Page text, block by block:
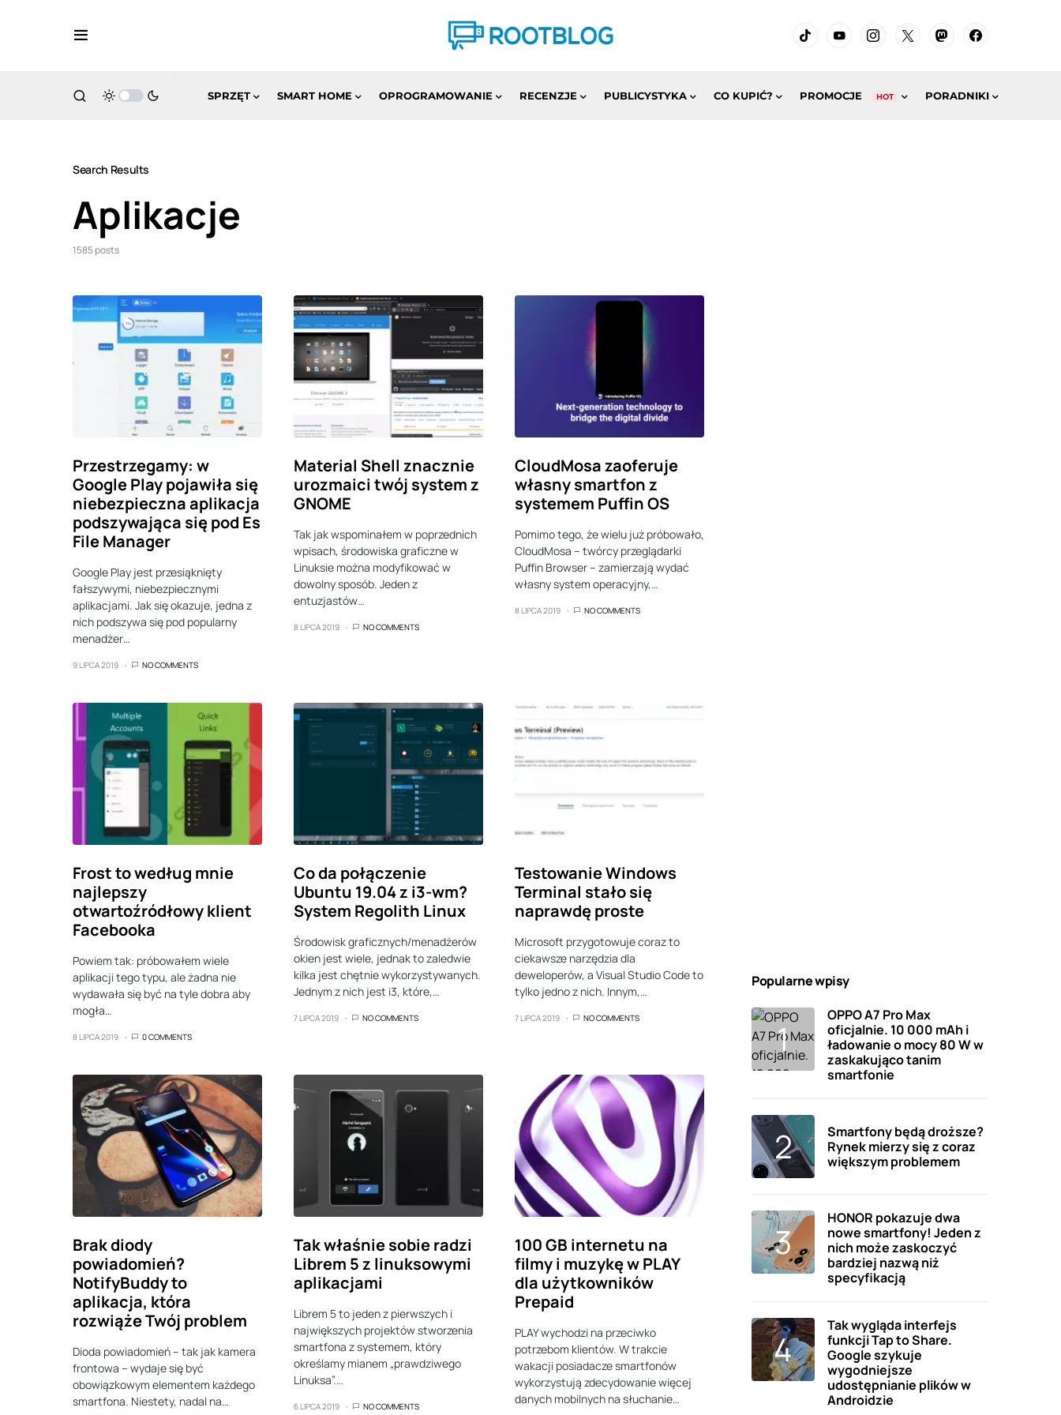
SPRZĘT SMART HOME OPROGRAMOWANIE RECENZJE PUBLICYSTYKA CO KUPIĆ? PROMOCJE HOT PORADNIKI
Search Results
Aplikacje
1585 posts
Przestrzegamy: w
Google Play pojawiła się
niebezpieczna aplikacja
podszywająca się pod Es
File Manager
Google Play jest przesiąknięty
fałszywymi, niebezpiecznymi
aplikacjami. Jak się okazuje, jedna z
nich podszywa się pod popularny
menadżer…
9 LIPCA 2019 NO COMMENTS
Material Shell znacznie
urozmaici twój system z
GNOME
Tak jak wspominałem w poprzednich
wpisach, środowiska graficzne w
Linuksie można modyfikować w
dowolny sposób. Jeden z
entuzjastów…
8 LIPCA 2019 NO COMMENTS
CloudMosa zaoferuje
własny smartfon z
systemem Puffin OS
Pomimo tego, że wielu już próbowało,
CloudMosa – twórcy przeglądarki
Puffin Browser – zamierzają wydać
własny system operacyjny,…
8 LIPCA 2019 NO COMMENTS
Frost to według mnie
najlepszy
otwartoźródłowy klient
Facebooka
Powiem tak: próbowałem wiele
aplikacji tego typu, ale żadna nie
wydawała się być na tyle dobra aby
mogła…
8 LIPCA 2019 0 COMMENTS
Co da połączenie
Ubuntu 19.04 z i3-wm?
System Regolith Linux
Środowisk graficznych/menadżerów
okien jest wiele, jednak to zaledwie
kilka jest chętnie wykorzystywanych.
Jednym z nich jest i3, które,…
7 LIPCA 2019 NO COMMENTS
Testowanie Windows
Terminal stało się
naprawdę proste
Microsoft przygotowuje coraz to
ciekawsze narzędzia dla
deweloperów, a Visual Studio Code to
tylko jedno z nich. Innym,…
7 LIPCA 2019 NO COMMENTS
Brak diody
powiadomień?
NotifyBuddy to
aplikacja, która
rozwiąże Twój problem
Dioda powiadomień – tak jak kamera
frontowa – wydaje się być
obowiązkowym elementem każdego
smartfona. Niestety, nadal na…
Tak właśnie sobie radzi
Librem 5 z linuksowymi
aplikacjami
Librem 5 to jeden z pierwszych i
największych projektów stworzenia
smartfona z systemem, który
określamy mianem „prawdziwego
Linuksa”.…
6 LIPCA 2019 NO COMMENTS
100 GB internetu na
filmy i muzykę w PLAY
dla użytkowników
Prepaid
PLAY wychodzi na przeciwko
potrzebom klientów. W trakcie
wakacji posiadacze smartfonów
wykorzystują zdecydowanie więcej
danych mobilnych na słuchanie…
Popularne wpisy
OPPO A7 Pro Max
oficjalnie. 10 000 mAh i
ładowanie o mocy 80 W w
zaskakująco tanim
smartfonie
Smartfony będą droższe?
Rynek mierzy się z coraz
większym problemem
HONOR pokazuje dwa
nowe smartfony! Jeden z
nich może zaskoczyć
bardziej nazwą niż
specyfikacją
Tak wygląda interfejs
funkcji Tap to Share.
Google szykuje
wygodniejsze
udostępnianie plików w
Androidzie